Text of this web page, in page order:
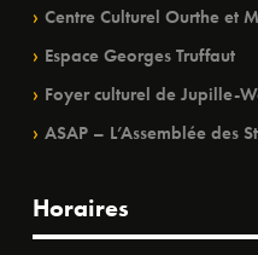
Centre Culturel Ourthe et
Espace Georges Truffaut
Foyer culturel de Jupille-
ASAP – L’Assemblée des
Horaires